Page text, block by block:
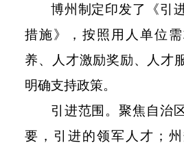
博州制定印发了《引
措施》，按照用人单位
养、人才激励奖励、人才
明确支持政策。
引进范围。聚焦自治
要，引进的领军人才；